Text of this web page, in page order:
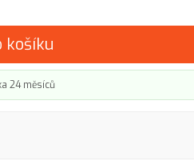
košíku
24 měsíců